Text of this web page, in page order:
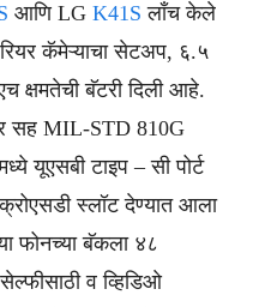
आणि LG K41S लाँच केले
कॅमेऱ्याचा सेटअप, ६.५
क्षमतेची बॅटरी दिली आहे.
सह MIL-STD 810G
यूएसबी टाइप – सी पोर्ट
स्लॉट देण्यात आला
फोनच्या बॅकला ४८
व व्हिडिओ